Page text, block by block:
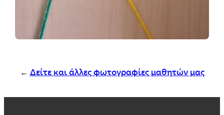
← Δείτε και άλλες φωτογραφίες μαθητών μας